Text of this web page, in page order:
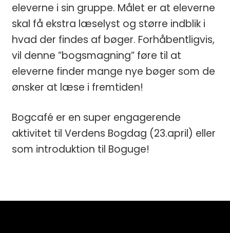
eleverne i sin gruppe. Målet er at eleverne
skal få ekstra læselyst og større indblik i
hvad der findes af bøger. Forhåbentligvis,
vil denne ”bogsmagning” føre til at
eleverne finder mange nye bøger som de
ønsker at læse i fremtiden!
Bogcafé er en super engagerende
aktivitet til Verdens Bogdag (23.april) eller
som introduktion til Boguge!